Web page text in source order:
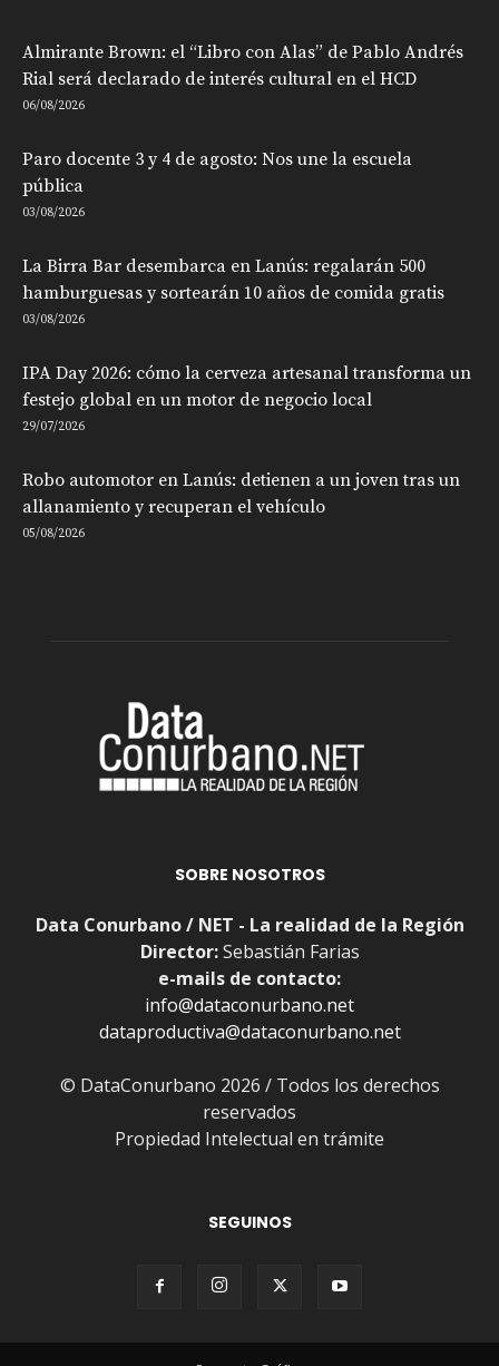
Almirante Brown: el “Libro con Alas” de Pablo Andrés
Rial será declarado de interés cultural en el HCD
06/08/2026
Paro docente 3 y 4 de agosto: Nos une la escuela
pública
03/08/2026
La Birra Bar desembarca en Lanús: regalarán 500
hamburguesas y sortearán 10 años de comida gratis
03/08/2026
IPA Day 2026: cómo la cerveza artesanal transforma un
festejo global en un motor de negocio local
29/07/2026
Robo automotor en Lanús: detienen a un joven tras un
allanamiento y recuperan el vehículo
05/08/2026
SOBRE NOSOTROS
Data Conurbano / NET - La realidad de la Región
Director:Sebastián Farias
e-mails de contacto:
info@dataconurbano.net
dataproductiva@dataconurbano.net
© DataConurbano 2026 / Todos los derechos
reservados
Propiedad Intelectual en trámite
SEGUINOS